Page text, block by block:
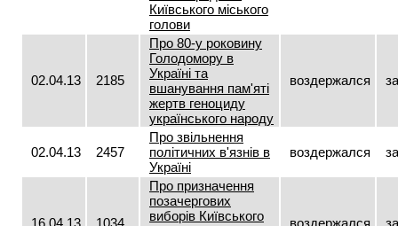
Київського міського
голови
02.04.13 2185
Про 80-у роковину
Голодомору в
Україні та
вшанування пам'яті
жертв геноциду
українського народу
воздержался за
02.04.13 2457
Про звільнення
політичних в'язнів в
Україні
воздержался за
Про призначення
позачергових
виборів Київського